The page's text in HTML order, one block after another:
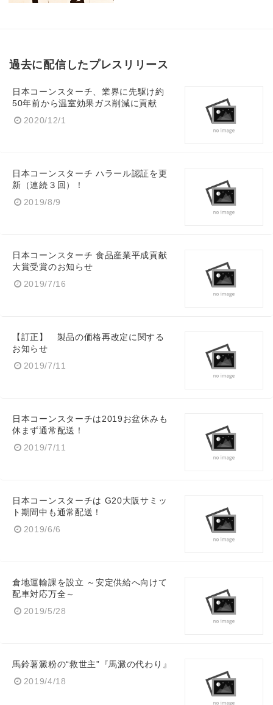
過去に配信したプレスリリース
日本コーンスターチ、業界に先駆け約
50年前から温室効果ガス削減に貢献
2020/12/1
日本コーンスターチ ハラール認証を更
新（連続３回）！
2019/8/9
日本コーンスターチ 食品産業平成貢献
大賞受賞のお知らせ
2019/7/16
【訂正】 製品の価格再改定に関する
お知らせ
2019/7/11
日本コーンスターチは2019お盆休みも
休まず通常配送！
2019/7/11
日本コーンスターチは G20大阪サミッ
ト期間中も通常配送！
2019/6/6
倉地運輸課を設立 ～安定供給へ向けて
配車対応万全～
2019/5/28
馬鈴薯澱粉の“救世主”『馬澱の代わり』
2019/4/18